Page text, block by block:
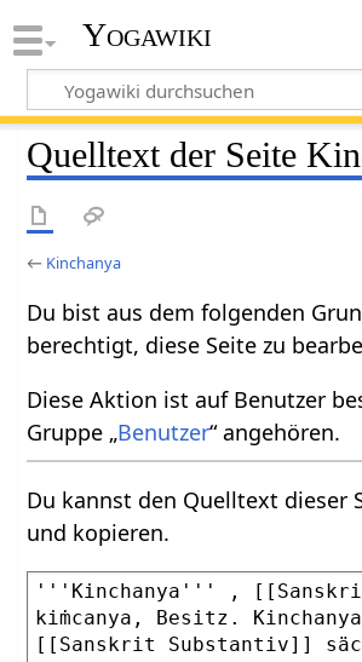
Yogawiki
Quelltext der Seite
← Kinchanya
Du bist aus dem folgenden
berechtigt, diese Seite zu
Diese Aktion ist auf Benutzer
Gruppe „Benutzer“ angehören.
Du kannst den Quelltext dieser
und kopieren.